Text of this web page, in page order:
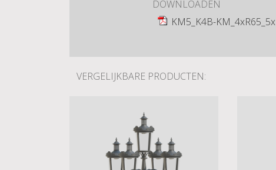
DOWNLOADEN
KM5_K4B-
VERGELIJKBARE PRODUCTEN: